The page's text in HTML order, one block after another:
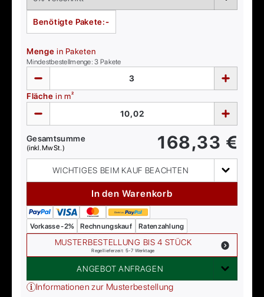
Benötigte Pakete:-
Menge in Paketen
Mindestbestellmenge:3 Pakete
Fläche in m²
Gesamtsumme
(inkl. MwSt.) 168,33 €
WICHTIGES BEIM KAUF BEACHTEN
In den Warenkorb
Vorkasse -2% Rechnungskauf Ratenzahlung
MUSTERBESTELLUNG BIS 4 STÜCK
Regellieferzeit: 5-7 Werktage
ANGEBOT ANFRAGEN
Informationen zur Musterbestellung